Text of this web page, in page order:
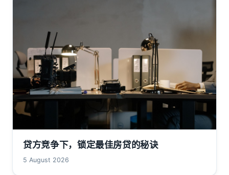
贷方竞争下，锁定最佳房贷的秘诀
5 August 2026